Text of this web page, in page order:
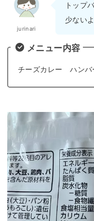
jurinari
トップ
少ないよ
メニュー内容
チーズカレー ハン